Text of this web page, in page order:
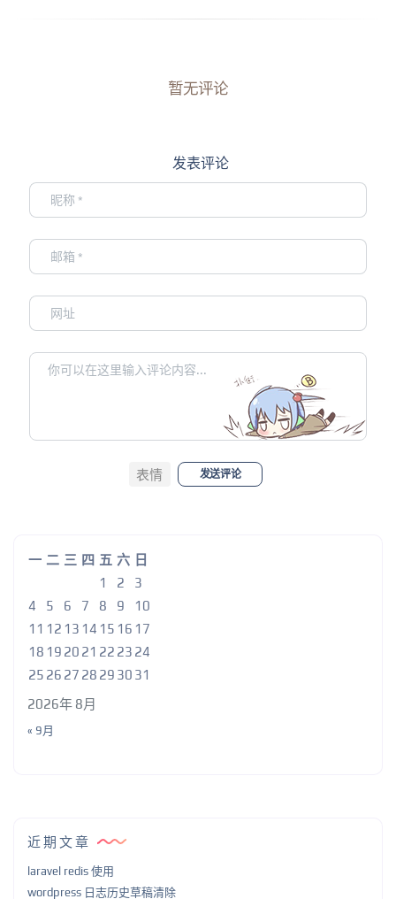
暂无评论
发表评论
表情 发送评论
2026年 8月
一 二 三 四 五 六 日
1
2
3
4
5 6 7 8 9
10
11 12 13 14 15 16 17
18 19 20 21 22 23 24
25 26 27 28 29 30 31
« 9月
近期文章
laravel redis 使用
wordpress 日志历史草稿清除